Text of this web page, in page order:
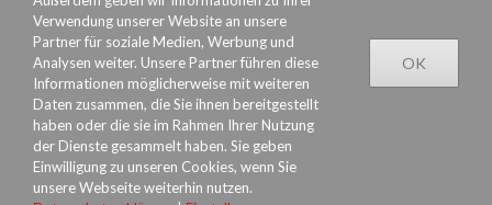
Datenschutzerklärung Rechtliches
Verwendung unserer Website an unsere
Partner für soziale Medien, Werbung und
Analysen weiter. Unsere Partner führen diese
Informationen möglicherweise mit weiteren
Daten zusammen, die Sie ihnen bereitgestellt
haben oder die sie im Rahmen Ihrer Nutzung
der Dienste gesammelt haben. Sie geben
Einwilligung zu unseren Cookies, wenn Sie
unsere Webseite weiterhin nutzen.
OK